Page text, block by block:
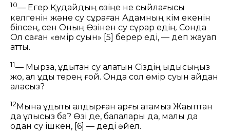
10— Егер Құдайдың өзіңе не сыйлағысы
келгенін және су сұраған Адамның кім екенін
білсең, сен Оның Өзінен су сұрар едің. Сонда
Ол саған «өмір суын» [5] берер еді, — деп жауап
қатты.
11— Мырза, құдықтан су алатын Сіздің ыдысыңыз
жоқ, ал құдық терең ғой. Онда сол өмір суын қайдан
аласыз?
12 Мына құдықты қалдырған арғы атамыз Жақыптан
да ұлысыз ба? Өзі де, балалары да, малы да
одан су ішкен, [6] — деді әйел.